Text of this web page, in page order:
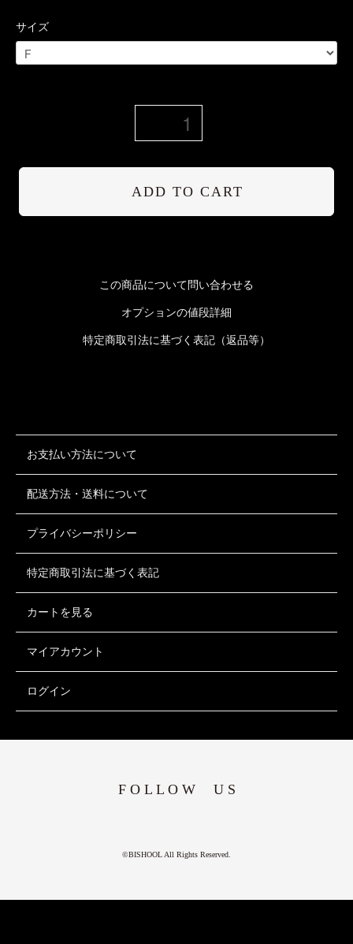
サイズ
ADD TO CART
この商品について問い合わせる
オプションの値段詳細
特定商取引法に基づく表記（返品等）
お支払い方法について
配送方法・送料について
プライバシーポリシー
特定商取引法に基づく表記
カートを見る
マイアカウント
ログイン
F O L L O W U S
©BISHOOL All Rights Reserved.